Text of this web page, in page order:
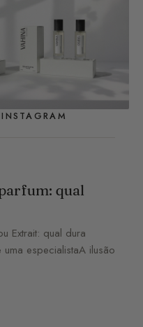
qual
Extrait: qual dura
especialistaA ilusão